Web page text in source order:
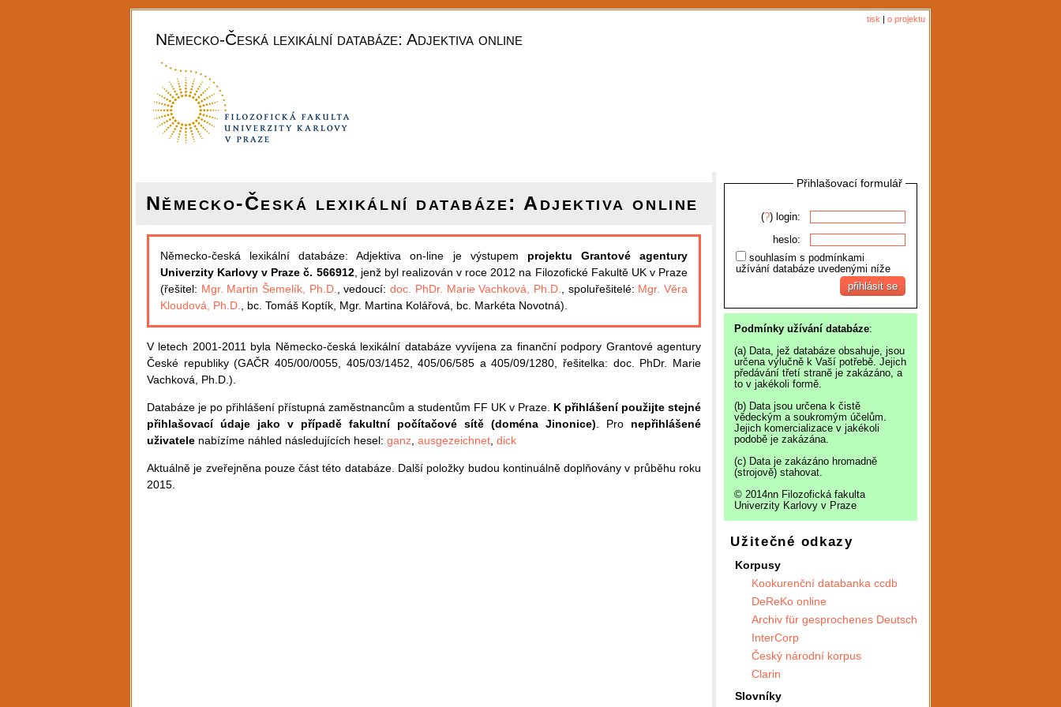
tisk | o projektu
Německo-Česká lexikální databáze: Adjektiva online
Německo-Česká lexikální databáze: Adjektiva online
Německo-česká lexikální databáze: Adjektiva on-line je výstupem projektu Grantové agentury
Univerzity Karlovy v Praze č. 566912, jenž byl realizován v roce 2012 na Filozofické Fakultě UK v Praze
(řešitel: Mgr. Martin Šemelík, Ph.D., vedoucí:doc. PhDr. Marie Vachková, Ph.D., spoluřešitelé: Mgr. Věra
Kloudová, Ph.D., bc. Tomáš Koptík, Mgr. Martina Kolářová, bc. Markéta Novotná).
V letech 2001-2011 byla Německo-česká lexikální databáze vyvíjena za finanční podpory Grantové agentury
České republiky (GAČR 405/00/0055, 405/03/1452, 405/06/585 a 405/09/1280, řešitelka: doc. PhDr. Marie
Vachková, Ph.D.).
Databáze je po přihlášení přístupná zaměstnancům a studentům FF UK v Praze. K přihlášení použijte stejné
přihlašovací údaje jako v případě fakultní počítačové sítě (doména Jinonice). Pro nepřihlášené
uživatele nabízíme náhled následujících hesel: ganz, ausgezeichnet, dick
Aktuálně je zveřejněna pouze část této databáze. Další položky budou kontinuálně doplňovány v průběhu roku
2015.
Přihlašovací formulář
(?) login:
heslo:
souhlasím s podmínkami
užívání databáze uvedenými níže
Podmínky užívání databáze:
(a) Data, jež databáze obsahuje, jsou
určena výlučně k Vaší potřebě. Jejich
předávání třetí straně je zakázáno, a
to v jakékoli formě.
(b) Data jsou určena k čistě
vědeckým a soukromým účelům.
Jejich komercializace v jakékoli
podobě je zakázána.
(c) Data je zakázáno hromadně
(strojově) stahovat.
© 2014nn Filozofická fakulta
Univerzity Karlovy v Praze
Užitečné odkazy
Korpusy
Kookurenční databanka ccdb
DeReKo online
Archiv für gesprochenes Deutsch
InterCorp
Český národní korpus
Clarin
Slovníky